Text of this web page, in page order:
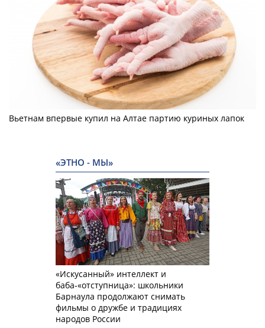
Вьетнам впервые купил на Алтае партию куриных лапок
«ЭТНО - МЫ»
«Искусанный» интеллект и
баба-«отступница»: школьники
Барнаула продолжают снимать
фильмы о дружбе и традициях
народов России